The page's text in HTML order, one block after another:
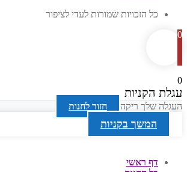
כל הזכויות שמורות לעדי לציפור
0
0
עגלת הקניות
העגלה שלך ריקה חזור לחנות
המשך בקניות
דף ראשי